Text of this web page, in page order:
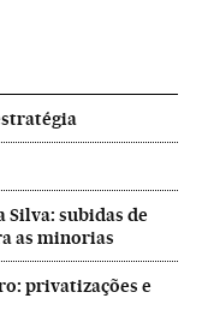
Silva: subidas de
as minorias
privatizações e